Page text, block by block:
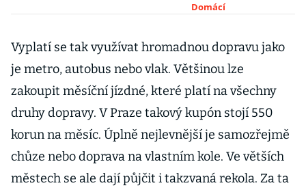
otevřela druhé
tentokrát na
Smíchově
Domácí
Vyplatí se tak využívat hromadnou dopravu jako
je metro, autobus nebo vlak. Většinou lze
zakoupit měsíční jízdné, které platí na všechny
druhy dopravy. V Praze takový kupón stojí 550
korun na měsíc. Úplně nejlevnější je samozřejmě
chůze nebo doprava na vlastním kole. Ve větších
městech se ale dají půjčit i takzvaná rekola. Za ta